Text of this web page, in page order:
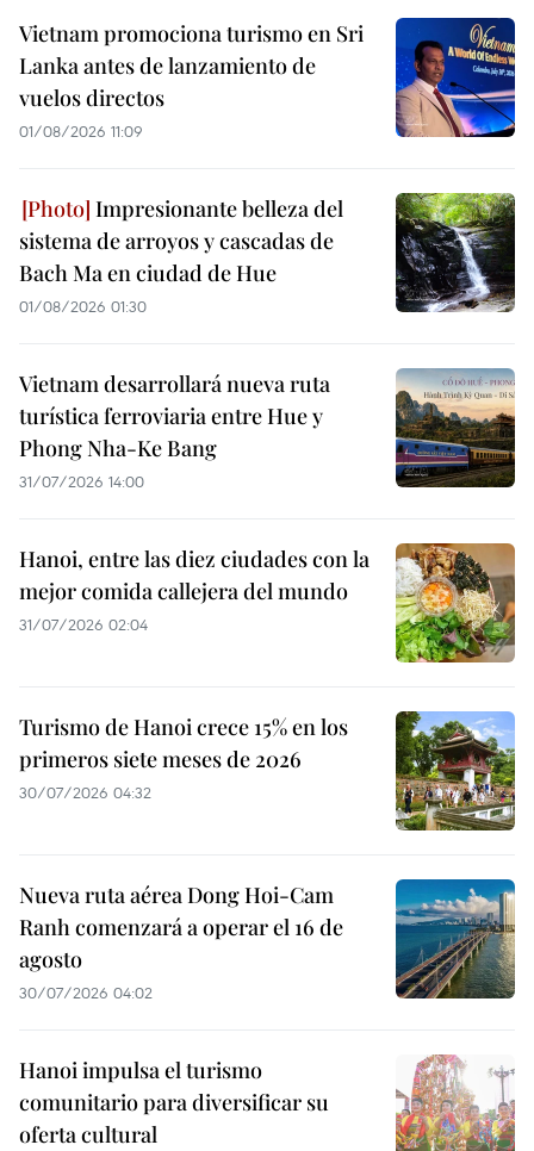
Vietnam promociona turismo en Sri
Lanka antes de lanzamiento de
vuelos directos
01/08/2026 11:09
Impresionante belleza del
sistema de arroyos y cascadas de
Bach Ma en ciudad de Hue
01/08/2026 01:30
Vietnam desarrollará nueva ruta
turística ferroviaria entre Hue y
Phong Nha-Ke Bang
31/07/2026 14:00
Hanoi, entre las diez ciudades con la
mejor comida callejera del mundo
31/07/2026 02:04
Turismo de Hanoi crece 15% en los
primeros siete meses de 2026
30/07/2026 04:32
Nueva ruta aérea Dong Hoi-Cam
Ranh comenzará a operar el 16 de
agosto
30/07/2026 04:02
Hanoi impulsa el turismo
comunitario para diversificar su
oferta cultural